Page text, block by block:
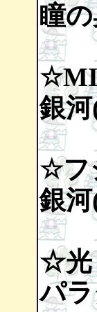
瞳
銀河
☆フ
銀河
☆光
パ